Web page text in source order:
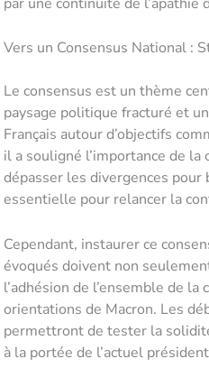
Vers un Consensus National :
Le consensus est un thème
paysage politique fracturé et
Français autour d’objectifs
il a souligné l’importance de
dépasser les divergences
essentielle pour relancer la
Cependant, instaurer ce
évoqués doivent non
l’adhésion de l’ensemble de
orientations de Macron. Les
permettront de tester la
à la portée de l’actuel